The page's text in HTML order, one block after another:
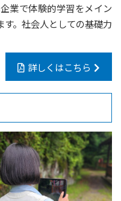
業で体験的学習をメイン
。社会人としての基礎力
詳しくはこちら